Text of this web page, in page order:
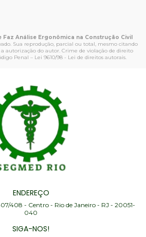
Faz Análise Ergonômica na Construção Civil
Sua reprodução, parcial ou total, mesmo citando
autorização do autor. Crime de violação de direito
Penal – Lei 9610/98 - Lei de direitos autorais.
ENDEREÇO
408 - Centro - Rio de Janeiro - RJ - 20051-
040
SIGA-NOS!